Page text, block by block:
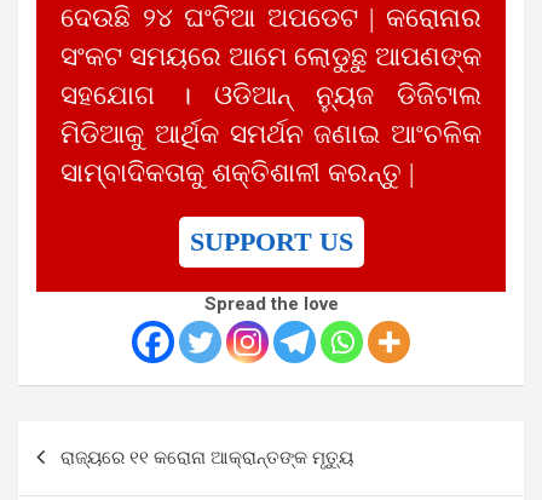
ଦେଉଛି ୨୪ ଘଂଟିଆ ଅପଡେଟ | କରୋନାର
ସଂକଟ ସମୟରେ ଆମେ ଲୋଡୁଛୁ ଆପଣଙ୍କ
ସହଯୋଗ । ଓଡିଆନ୍ ନ୍ୟୁଜ ଡିଜିଟାଲ
ମିଡିଆକୁ ଆର୍ଥିକ ସମର୍ଥନ ଜଣାଇ ଆଂଚଳିକ
ସାମ୍ବାଦିକତାକୁ ଶକ୍ତିଶାଳୀ କରନ୍ତୁ |
SUPPORT US
Spread the love
navigation
ରାଜ୍ୟରେ ୧୧ କରୋନା ଆକ୍ରାନ୍ତଙ୍କ ମୃତ୍ୟୁ